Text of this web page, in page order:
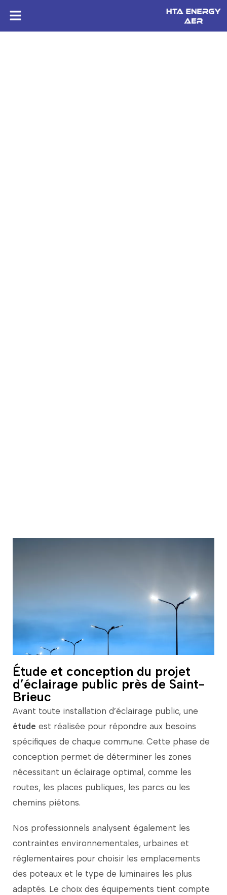
Étude et conception du projet
d’éclairage public près de Saint-
Brieuc
Avant toute installation d’éclairage public, une
étude est réalisée pour répondre aux besoins
spécifiques de chaque commune. Cette phase de
conception permet de déterminer les zones
nécessitant un éclairage optimal, comme les
routes, les places publiques, les parcs ou les
chemins piétons.
Nos professionnels analysent également les
contraintes environnementales, urbaines et
réglementaires pour choisir les emplacements
des poteaux et le type de luminaires les plus
adaptés. Le choix des équipements tient compte